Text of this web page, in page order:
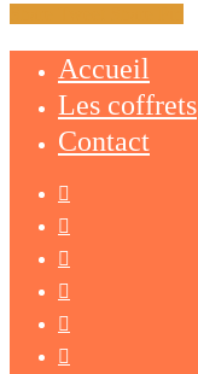
Accueil
Les coffrets
Contact
facebook
linkedin
youtube
instagram
phone
email